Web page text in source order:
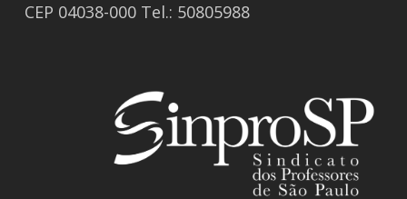
CEP 04038-000 Tel.: 50805988